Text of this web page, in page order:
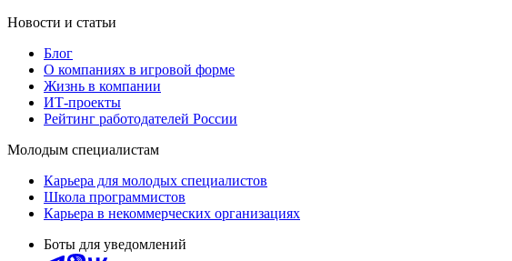
Новости и статьи
Блог
О компаниях в игровой форме
Жизнь в компании
ИТ-проекты
Рейтинг работодателей России
Молодым специалистам
Карьера для молодых специалистов
Школа программистов
Карьера в некоммерческих организациях
Боты для уведомлений